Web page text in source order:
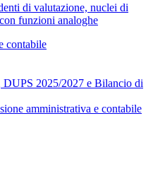
di valutazione, nuclei di
funzioni analoghe
contabile
2025/2027 e Bilancio di
amministrativa e contabile